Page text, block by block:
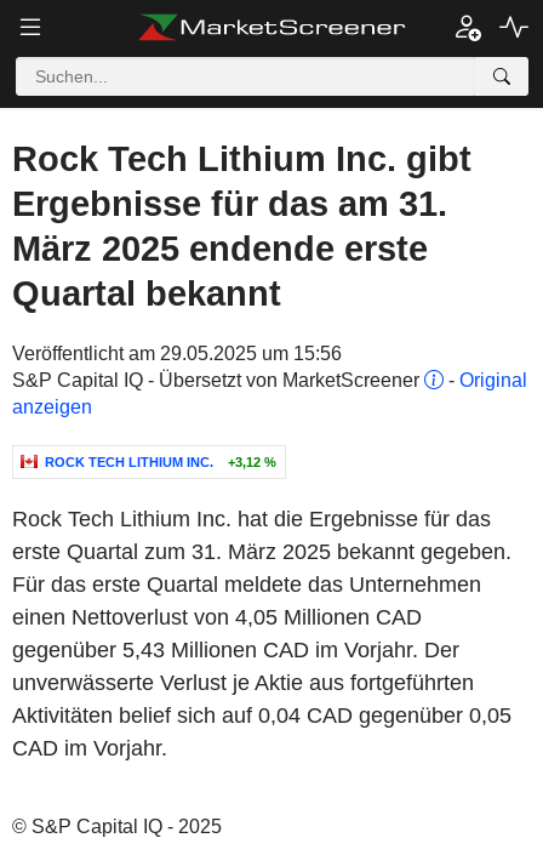
Rock Tech Lithium Inc. gibt
Ergebnisse für das am 31.
März 2025 endende erste
Quartal bekannt
Veröffentlicht am 29.05.2025 um 15:56
S&P Capital IQ - Übersetzt von MarketScreener
- Original
anzeigen
ROCK TECH LITHIUM INC. +3,12 %
Rock Tech Lithium Inc. hat die Ergebnisse für das
erste Quartal zum 31. März 2025 bekannt gegeben.
Für das erste Quartal meldete das Unternehmen
einen Nettoverlust von 4,05 Millionen CAD
gegenüber 5,43 Millionen CAD im Vorjahr. Der
unverwässerte Verlust je Aktie aus fortgeführten
Aktivitäten belief sich auf 0,04 CAD gegenüber 0,05
CAD im Vorjahr.
© S&P Capital IQ - 2025